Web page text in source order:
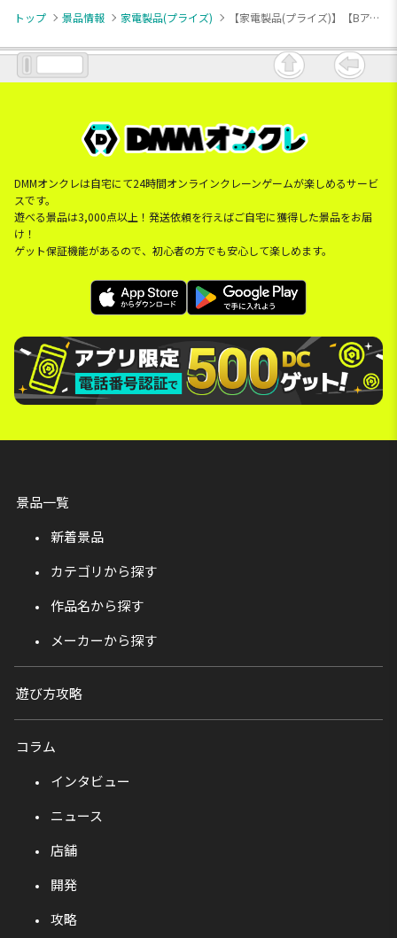
トップ 景品情報 家電製品(プライズ) 【家電製品(プライズ)】【Bアイスグリーン】たこねこコンパクト電動式ミシン TN-316
DMMオンクレは自宅にて24時間オンラインクレーンゲームが楽しめるサービ
スです。
遊べる景品は3,000点以上！発送依頼を行えばご自宅に獲得した景品をお届
け！
ゲット保証機能があるので、初心者の方でも安心して楽しめます。
景品一覧
新着景品
カテゴリから探す
作品名から探す
メーカーから探す
遊び方攻略
コラム
インタビュー
ニュース
店舗
開発
攻略